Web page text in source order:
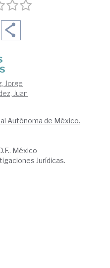
Jorge
Juan
Autónoma de México.
México
Jurídicas.